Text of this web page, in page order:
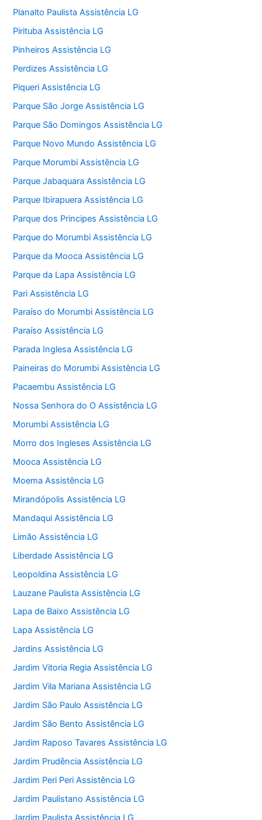
Planalto Paulista Assistência LG
Pirituba Assistência LG
Pinheiros Assistência LG
Perdizes Assistência LG
Piqueri Assistência LG
Parque São Jorge Assistência LG
Parque São Domingos Assistência LG
Parque Novo Mundo Assistência LG
Parque Morumbi Assistência LG
Parque Jabaquara Assistência LG
Parque Ibirapuera Assistência LG
Parque dos Principes Assistência LG
Parque do Morumbi Assistência LG
Parque da Mooca Assistência LG
Parque da Lapa Assistência LG
Pari Assistência LG
Paraíso do Morumbi Assistência LG
Paraíso Assistência LG
Parada Inglesa Assistência LG
Paineiras do Morumbi Assistência LG
Pacaembu Assistência LG
Nossa Senhora do O Assistência LG
Morumbi Assistência LG
Morro dos Ingleses Assistência LG
Mooca Assistência LG
Moema Assistência LG
Mirandópolis Assistência LG
Mandaqui Assistência LG
Limão Assistência LG
Liberdade Assistência LG
Leopoldina Assistência LG
Lauzane Paulista Assistência LG
Lapa de Baixo Assistência LG
Lapa Assistência LG
Jardins Assistência LG
Jardim Vitoria Regia Assistência LG
Jardim Vila Mariana Assistência LG
Jardim São Paulo Assistência LG
Jardim São Bento Assistência LG
Jardim Raposo Tavares Assistência LG
Jardim Prudência Assistência LG
Jardim Peri Peri Assistência LG
Jardim Paulistano Assistência LG
Jardim Paulista Assistência LG